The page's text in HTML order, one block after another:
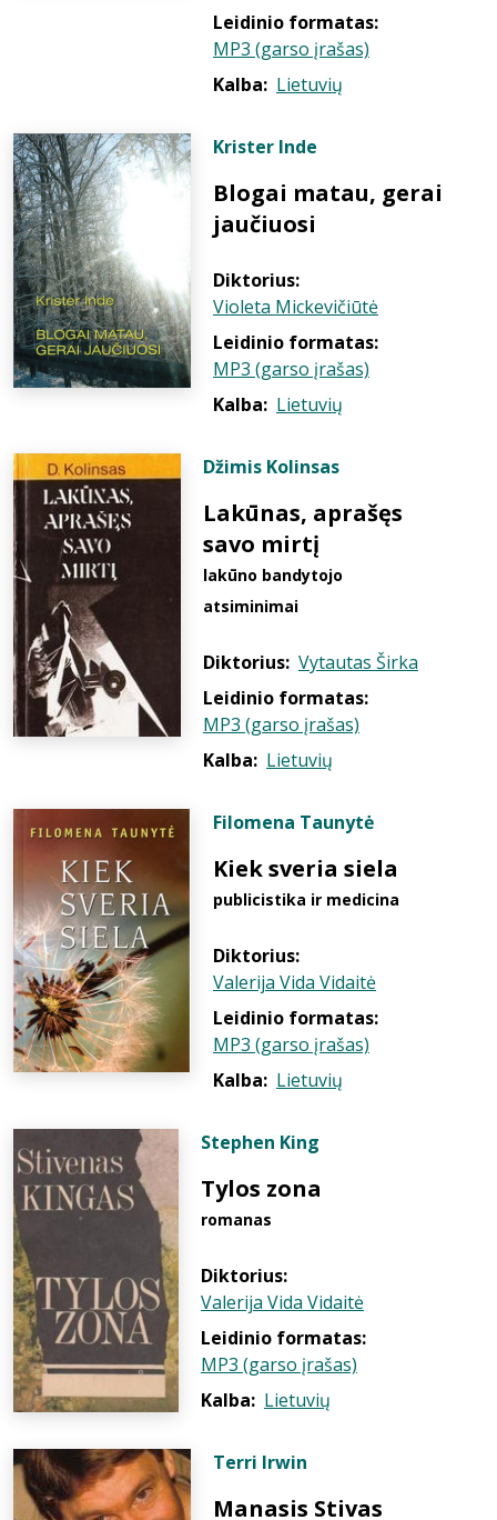
Leidinio formatas:
MP3 (garso įrašas)
Kalba: Lietuvių
Krister Inde
Blogai matau, gerai
jaučiuosi
Diktorius:
Violeta Mickevičiūtė
Leidinio formatas:
MP3 (garso įrašas)
Kalba: Lietuvių
Džimis Kolinsas
Lakūnas, aprašęs
savo mirtį
lakūno bandytojo
atsiminimai
Diktorius: Vytautas Širka
Leidinio formatas:
MP3 (garso įrašas)
Kalba: Lietuvių
Filomena Taunytė
Kiek sveria siela
publicistika ir medicina
Diktorius:
Valerija Vida Vidaitė
Leidinio formatas:
MP3 (garso įrašas)
Kalba: Lietuvių
Stephen King
Tylos zona
romanas
Diktorius:
Valerija Vida Vidaitė
Leidinio formatas:
MP3 (garso įrašas)
Kalba: Lietuvių
Terri Irwin
Manasis Stivas